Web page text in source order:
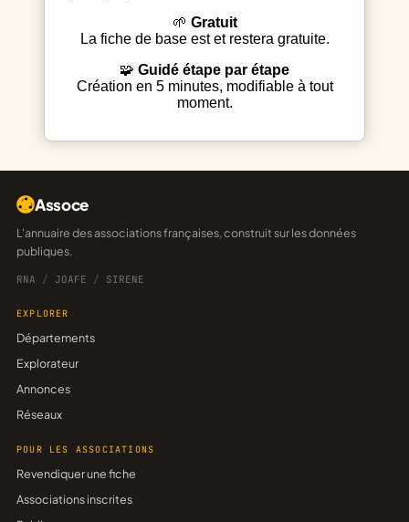
Gratuit
La fiche de base est et restera gratuite.
Guidé étape par étape
Création en 5 minutes, modifiable à tout
moment.
Assoce
L'annuaire des associations françaises, construit sur les données
publiques.
RNA / JOAFE / SIRENE
EXPLORER
Départements
Explorateur
Annonces
Réseaux
POUR LES ASSOCIATIONS
Revendiquer une fiche
Associations inscrites